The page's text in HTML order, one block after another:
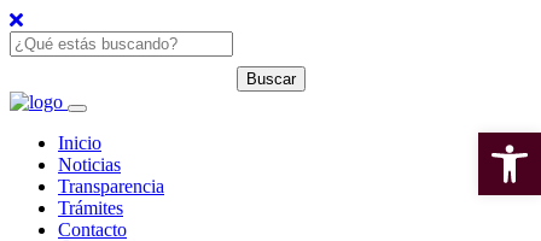
Inicio
Noticias
Transparencia
Trámites
Contacto